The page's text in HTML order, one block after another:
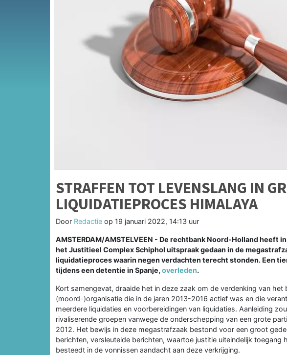
STRAFFEN TOT LEVENSLANG IN
LIQUIDATIEPROCES HIMALAYA
Door Redactie op 19 januari 2022, 14:13 uur
AMSTERDAM/AMSTELVEEN - De rechtbank Noord-Holland heeft
het Justitieel Complex Schiphol uitspraak gedaan in de
liquidatieproces waarin negen verdachten terecht stonden. Een
tijdens een detentie in Spanje, overleden.
Kort samengevat, draaide het in deze zaak om de verdenking van het
(moord-)organisatie die in de jaren 2013-2016 actief was en die
meerdere liquidaties en voorbereidingen van liquidaties. Aanleiding
rivaliserende groepen vanwege de onderschepping van een grote
2012. Het bewijs in deze megastrafzaak bestond voor een groot
berichten, versleutelde berichten, waartoe justitie uiteindelijk toegang
besteedt in de vonnissen aandacht aan deze verkrijging.